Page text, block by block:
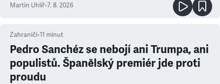
Martin Uhlíř•7. 8. 2026
Zahraničí•11 minut
Pedro Sanchéz se nebojí ani Trumpa, ani
populistů. Španělský premiér jde proti
proudu